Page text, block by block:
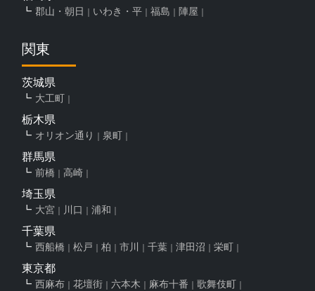
郡山・朝日 いわき・平 福島 陣屋
関東
茨城県
大工町
栃木県
オリオン通り 泉町
群馬県
前橋 高崎
埼玉県
大宮 川口 浦和
千葉県
西船橋 松戸 柏 市川 千葉 津田沼 栄町
東京都
西麻布 花壇街 六本木 麻布十番 歌舞伎町